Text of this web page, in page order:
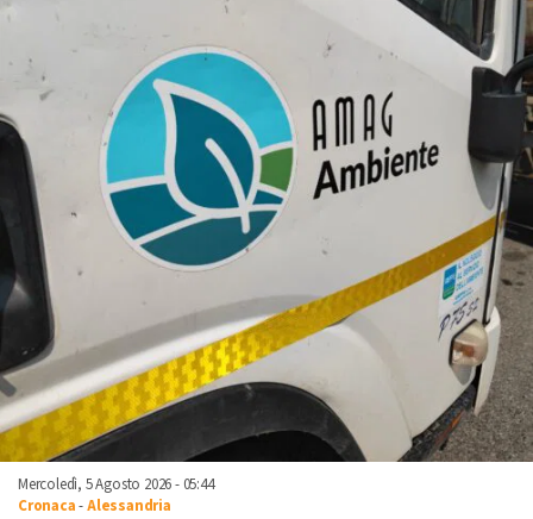
Mercoledì, 5 Agosto 2026 - 05:44
Cronaca-Alessandria